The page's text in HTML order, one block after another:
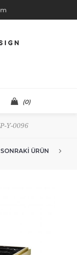
(0)
Y-0096
SONRAKI ÜRÜN